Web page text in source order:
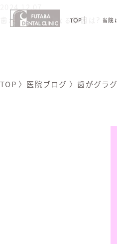
TOP 当院
歯がグラグラになる原因は?
TOP 〉 医院ブログ 〉歯がグラ